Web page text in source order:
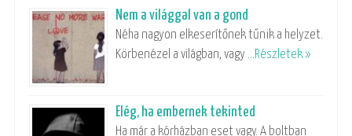
Nem a világgal van a gond
Néha nagyon elkeserítőnek tűnik a helyzet.
Körbenézel a világban, vagy …Részletek »
Elég, ha embernek tekinted
Ha már a kórházban eset vagy. A boltban